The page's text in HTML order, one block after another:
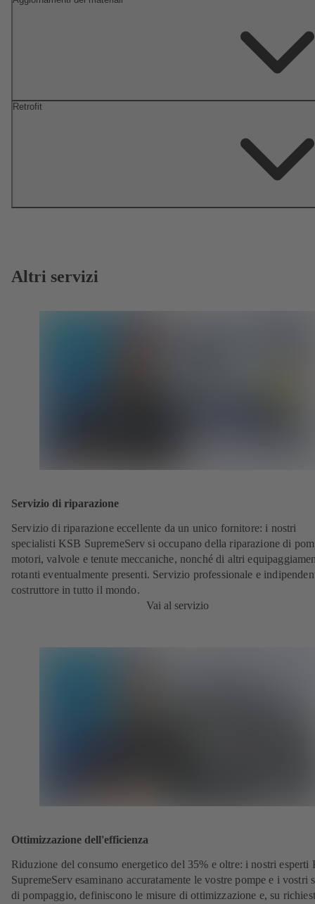
Retrofit
Altri servizi
Servizio di riparazione
Servizio di riparazione eccellente da un unico fornitore: i nostri
specialisti KSB SupremeServ si occupano della riparazione di
motori, valvole e tenute meccaniche, nonché di altri
rotanti eventualmente presenti. Servizio professionale e
costruttore in tutto il mondo.
Vai al servizio
Ottimizzazione dell'efficienza
Riduzione del consumo energetico del 35% e oltre: i nostri esperti
SupremeServ esaminano accuratamente le vostre pompe e i vostri
di pompaggio, definiscono le misure di ottimizzazione e, su